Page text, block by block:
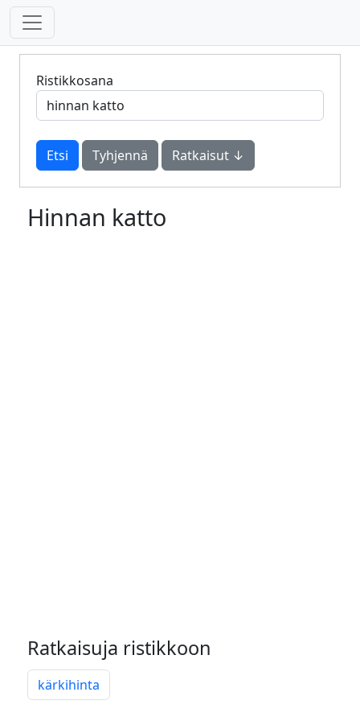
Ristikkosana
Tyhjennä Ratkaisut ↓
Hinnan katto
Ratkaisuja ristikkoon
kärkihinta